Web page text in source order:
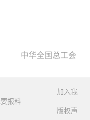
中华全国总工会
加入我
报料
版权声